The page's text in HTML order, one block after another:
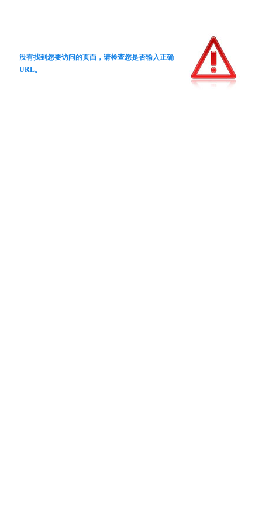
没有找到您要访问的页面，请检查您是否输入正确
URL。